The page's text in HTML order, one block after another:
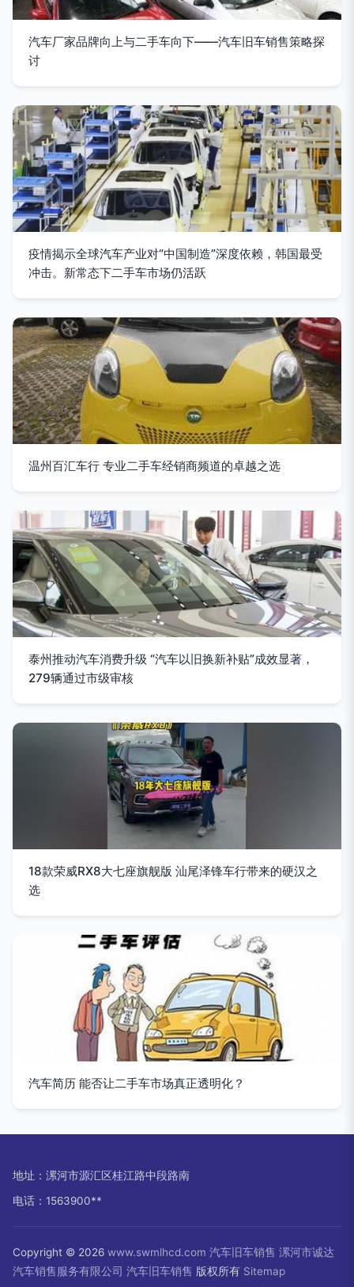
汽车厂家品牌向上与二手车向下——汽车旧车销售策略探
讨
疫情揭示全球汽车产业对“中国制造”深度依赖，韩国最受
冲击。新常态下二手车市场仍活跃
温州百汇车行 专业二手车经销商频道的卓越之选
泰州推动汽车消费升级 “汽车以旧换新补贴”成效显著，
279辆通过市级审核
18款荣威RX8大七座旗舰版 汕尾泽锋车行带来的硬汉之
选
汽车简历 能否让二手车市场真正透明化？
地址：漯河市源汇区桂江路中段路南
电话：1563900**
Copyright © 2026 www.swmlhcd.com 汽车旧车销售 漯河市诚达
汽车销售服务有限公司 汽车旧车销售 版权所有 Sitemap